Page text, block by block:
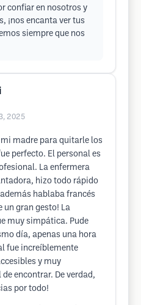
confiar en nosotros y
¡nos encanta ver tus
siempre que nos
2025
mi madre para quitarle los
perfecto. El personal es
La enfermera
hizo todo rápido
hablaba francés
un gran gesto! La
muy simpática. Pude
día, apenas una hora
fue increíblemente
y muy
encontrar. De verdad,
por todo!